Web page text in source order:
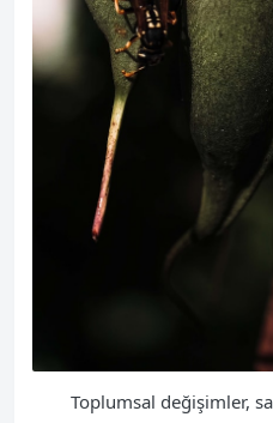
Toplumsal değişimler,